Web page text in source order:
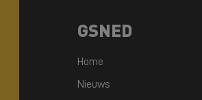
GSNED
Home
Nieuws